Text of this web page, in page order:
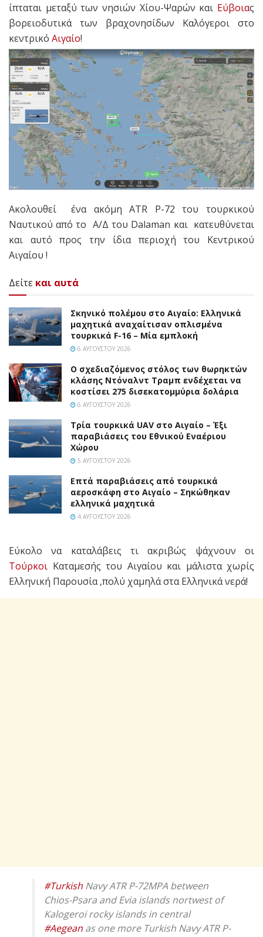
ίπταται μεταξύ των νησιών Χίου-Ψαρών και Εύβοιας
βορειοδυτικά των βραχονησίδων Καλόγεροι στο
κεντρικό Αιγαίο!
Ακολουθεί ένα ακόμη ATR P-72 του τουρκικού
Ναυτικού από το Α/Δ του Dalaman και κατευθύνεται
και αυτό προς την ίδια περιοχή του Κεντρικού
Αιγαίου !
Δείτε και αυτά
Σκηνικό πολέμου στο Αιγαίο: Ελληνικά
μαχητικά αναχαίτισαν οπλισμένα
τουρκικά F-16 – Μία εμπλοκή
6 ΑΥΓΟΎΣΤΟΥ 2026
Ο σχεδιαζόμενος στόλος των θωρηκτών
κλάσης Ντόναλντ Τραμπ ενδέχεται να
κοστίσει 275 δισεκατομμύρια δολάρια
6 ΑΥΓΟΎΣΤΟΥ 2026
Τρία τουρκικά UAV στο Αιγαίο – Έξι
παραβιάσεις του Εθνικού Εναέριου
Χώρου
5 ΑΥΓΟΎΣΤΟΥ 2026
Επτά παραβιάσεις από τουρκικά
αεροσκάφη στο Αιγαίο – Σηκώθηκαν
ελληνικά μαχητικά
4 ΑΥΓΟΎΣΤΟΥ 2026
Εύκολο να καταλάβεις τι ακριβώς ψάχνουν οι
Τούρκοι Καταμεσής του Αιγαίου και μάλιστα χωρίς
Ελληνική Παρουσία ,πολύ χαμηλά στα Ελληνικά νερά!
#Turkish Navy ATR P-72MPA between
Chios-Psara and Evia islands nortwest of
Kalogeroi rocky islands in central
#Aegean as one more Turkish Navy ATR P-